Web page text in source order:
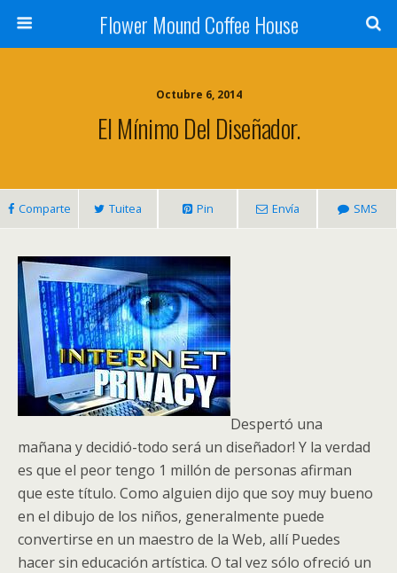
Flower Mound Coffee House
Octubre 6, 2014
El Mínimo Del Diseñador.
Comparte Tuitea Pin Envía SMS
Despertó una
mañana y decidió-todo será un diseñador! Y la verdad
es que el peor tengo 1 millón de personas afirman
que este título. Como alguien dijo que soy muy bueno
en el dibujo de los niños, generalmente puede
convertirse en un maestro de la Web, allí Puedes
hacer sin educación artística. O tal vez sólo ofreció un